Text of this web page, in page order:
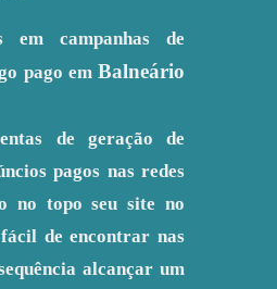
em campanhas de
pago em Balneário
de geração de
pagos nas redes
no topo seu site no
de encontrar nas
alcançar um